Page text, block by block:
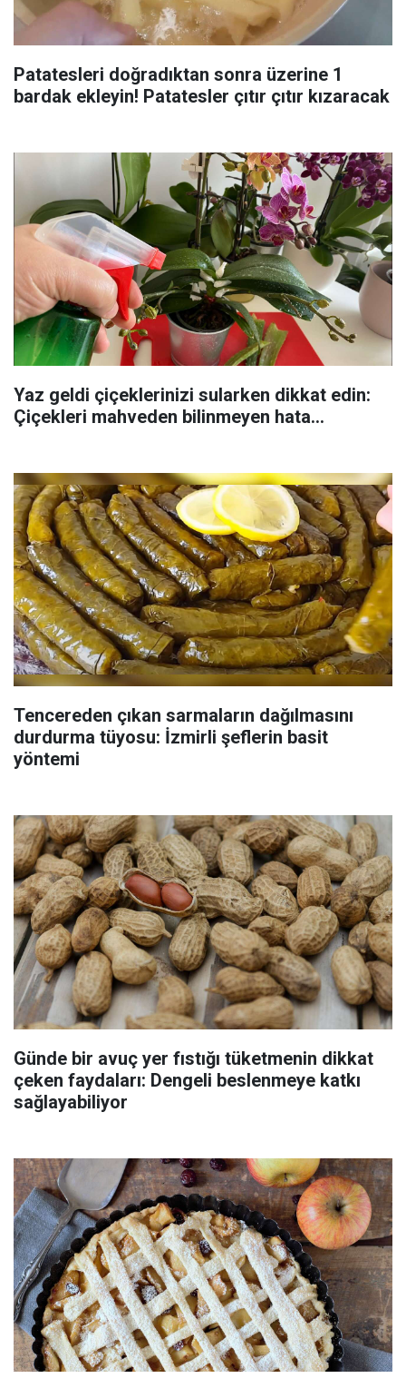
Patatesleri doğradıktan sonra üzerine 1
bardak ekleyin! Patatesler çıtır çıtır kızaracak
Yaz geldi çiçeklerinizi sularken dikkat edin:
Çiçekleri mahveden bilinmeyen hata...
Tencereden çıkan sarmaların dağılmasını
durdurma tüyosu: İzmirli şeflerin basit
yöntemi
Günde bir avuç yer fıstığı tüketmenin dikkat
çeken faydaları: Dengeli beslenmeye katkı
sağlayabiliyor